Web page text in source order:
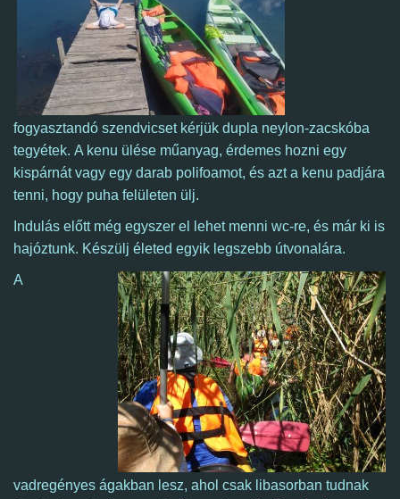
fogyasztandó szendvicset kérjük dupla neylon-zacskóba
tegyétek. A kenu ülése műanyag, érdemes hozni egy
kispárnát vagy egy darab polifoamot, és azt a kenu padjára
tenni, hogy puha felületen ülj.
Indulás előtt még egyszer el lehet menni wc-re, és már ki is
hajóztunk. Készülj életed egyik legszebb útvonalára.
A
vadregényes ágakban lesz, ahol csak libasorban tudnak